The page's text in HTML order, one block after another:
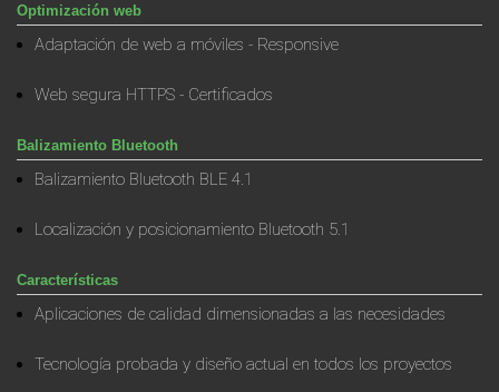
Optimización web
Adaptación de web a móviles - Responsive
Web segura HTTPS - Certificados
Balizamiento Bluetooth
Balizamiento Bluetooth BLE 4.1
Localización y posicionamiento Bluetooth 5.1
Características
Aplicaciones de calidad dimensionadas a las necesidades
Tecnología probada y diseño actual en todos los proyectos